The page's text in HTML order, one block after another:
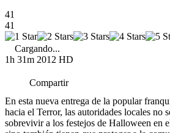
41
41
Cargando...
1h 31m 2012 HD
Compartir
En esta nueva entrega de la popular
hacia el Terror, las autoridades locales no
sobrevivir a los festejos de Halloween en